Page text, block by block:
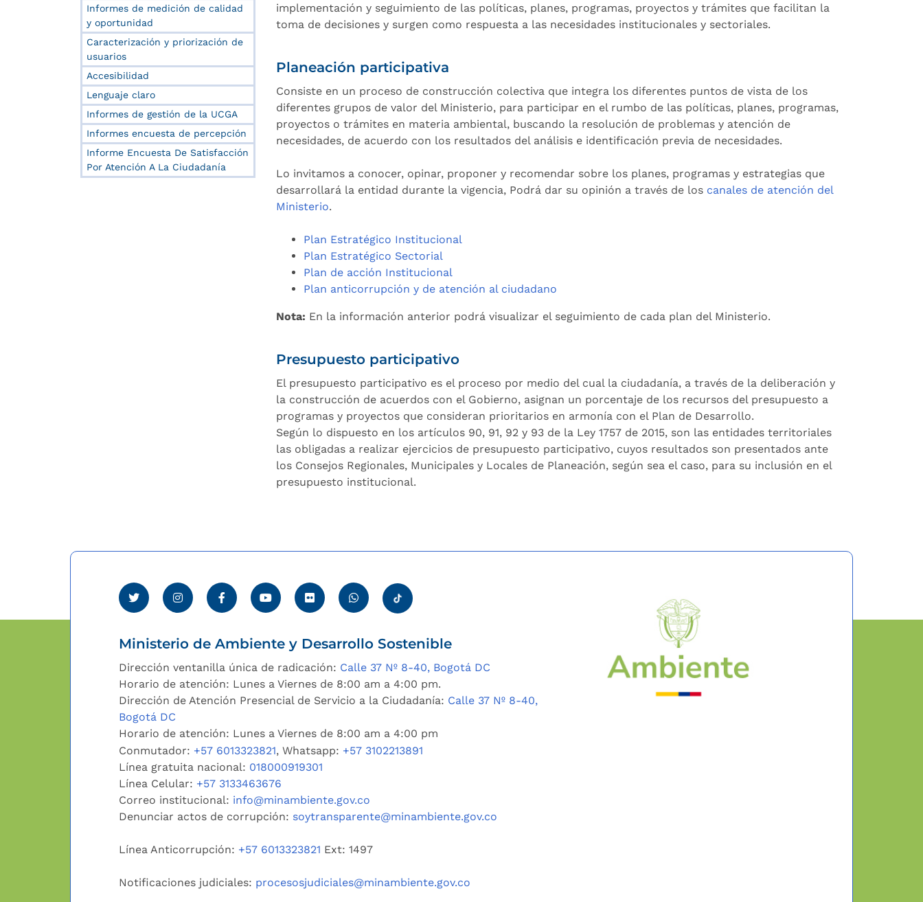
Informes de medición de calidad
y oportunidad
Caracterización y priorización de
usuarios
Accesibilidad
Lenguaje claro
Informes de gestión de la UCGA
Informes encuesta de percepción
Informe Encuesta De Satisfacción
Por Atención A La Ciudadanía
implementación y seguimiento de las políticas, planes, programas, proyectos y trámites que facilitan la
toma de decisiones y surgen como respuesta a las necesidades institucionales y sectoriales.
Planeación participativa
Consiste en un proceso de construcción colectiva que integra los diferentes puntos de vista de los
diferentes grupos de valor del Ministerio, para participar en el rumbo de las políticas, planes, programas,
proyectos o trámites en materia ambiental, buscando la resolución de problemas y atención de
necesidades, de acuerdo con los resultados del análisis e identificación previa de necesidades.
Lo invitamos a conocer, opinar, proponer y recomendar sobre los planes, programas y estrategias que
desarrollará la entidad durante la vigencia, Podrá dar su opinión a través de los canales de atención del
Ministerio.
Plan Estratégico Institucional
Plan Estratégico Sectorial
Plan de acción Institucional
Plan anticorrupción y de atención al ciudadano
Nota: En la información anterior podrá visualizar el seguimiento de cada plan del Ministerio.
Presupuesto participativo
El presupuesto participativo es el proceso por medio del cual la ciudadanía, a través de la deliberación y
la construcción de acuerdos con el Gobierno, asignan un porcentaje de los recursos del presupuesto a
programas y proyectos que consideran prioritarios en armonía con el Plan de Desarrollo.
Según lo dispuesto en los artículos 90, 91, 92 y 93 de la Ley 1757 de 2015, son las entidades territoriales
las obligadas a realizar ejercicios de presupuesto participativo, cuyos resultados son presentados ante
los Consejos Regionales, Municipales y Locales de Planeación, según sea el caso, para su inclusión en el
presupuesto institucional.
Ministerio de Ambiente y Desarrollo Sostenible
Dirección ventanilla única de radicación: Calle 37 Nº 8-40, Bogotá DC
Horario de atención: Lunes a Viernes de 8:00 am a 4:00 pm.
Dirección de Atención Presencial de Servicio a la Ciudadanía: Calle 37 Nº 8-40,
Bogotá DC
Horario de atención: Lunes a Viernes de 8:00 am a 4:00 pm
Conmutador: +57 6013323821, Whatsapp: +57 3102213891
Línea gratuita nacional: 018000919301
Línea Celular: +57 3133463676
Correo institucional: info@minambiente.gov.co
Denunciar actos de corrupción: soytransparente@minambiente.gov.co
Línea Anticorrupción: +57 6013323821 Ext: 1497
Notificaciones judiciales: procesosjudiciales@minambiente.gov.co